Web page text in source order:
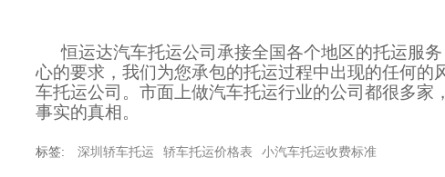
恒运达汽车托运公司承接全国各个地区的托运服
心的要求，我们为您承包的托运过程中出现的任何
车托运公司。市面上做汽车托运行业的公司都很多家
事实的真相。
标签: 深圳轿车托运 轿车托运价格表 小汽车托运收费标准